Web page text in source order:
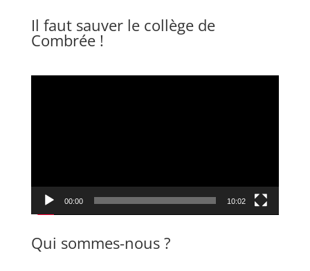
Il faut sauver le collège de
Combrée !
00:00 10:02
Qui sommes-nous ?